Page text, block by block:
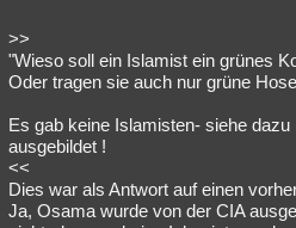
>>
"Wieso soll ein Islamist ein grünes
Oder tragen sie auch nur grüne
Es gab keine Islamisten- siehe
ausgebildet !
<<
Dies war als Antwort auf einen
Ja, Osama wurde von der CIA